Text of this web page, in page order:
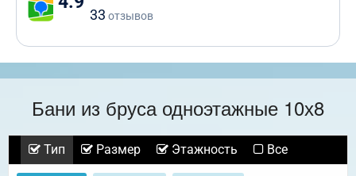
33 отзывов
Бани из бруса одноэтажные 10х8
Тип Размер Этажность Все